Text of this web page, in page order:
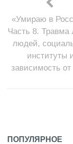
«Умираю в
Часть 8. Травма
людей,
институты
зависимость
ПОПУЛЯРНОЕ